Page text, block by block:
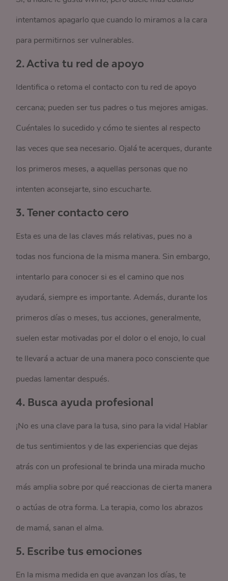
intentamos apagarlo que cuando lo miramos a la cara
para permitirnos ser vulnerables.
2. Activa tu red de apoyo
Identifica o retoma el contacto con tu red de apoyo
cercana; pueden ser tus padres o tus mejores amigas.
Cuéntales lo sucedido y cómo te sientes al respecto
las veces que sea necesario. Ojalá te acerques, durante
los primeros meses, a aquellas personas que no
intenten aconsejarte, sino escucharte.
3. Tener contacto cero
Esta es una de las claves más relativas, pues no a
todas nos funciona de la misma manera. Sin embargo,
intentarlo para conocer si es el camino que nos
ayudará, siempre es importante. Además, durante los
primeros días o meses, tus acciones, generalmente,
suelen estar motivadas por el dolor o el enojo, lo cual
te llevará a actuar de una manera poco consciente que
puedas lamentar después.
4. Busca ayuda profesional
¡No es una clave para la tusa, sino para la vida! Hablar
de tus sentimientos y de las experiencias que dejas
atrás con un profesional te brinda una mirada mucho
más amplia sobre por qué reaccionas de cierta manera
o actúas de otra forma. La terapia, como los abrazos
de mamá, sanan el alma.
5. Escribe tus emociones
En la misma medida en que avanzan los días, te